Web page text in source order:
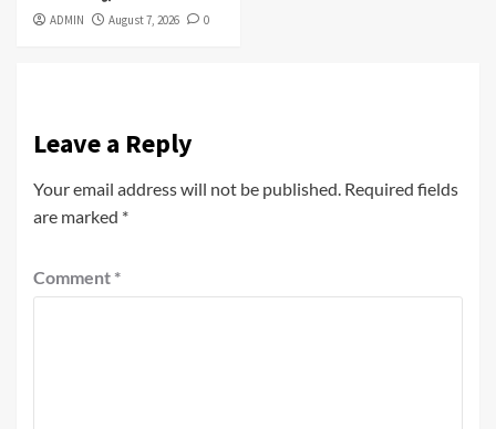
ADMIN August 7, 2026 0
Leave a Reply
Your email address will not be published. Required fields
are marked *
Comment *